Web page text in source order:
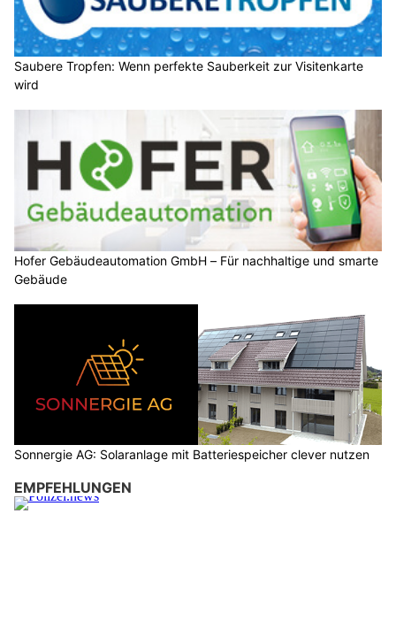
Saubere Tropfen: Wenn perfekte Sauberkeit zur Visitenkarte
wird
Hofer Gebäudeautomation GmbH – Für nachhaltige und smarte
Gebäude
Sonnergie AG: Solaranlage mit Batteriespeicher clever nutzen
EMPFEHLUNGEN